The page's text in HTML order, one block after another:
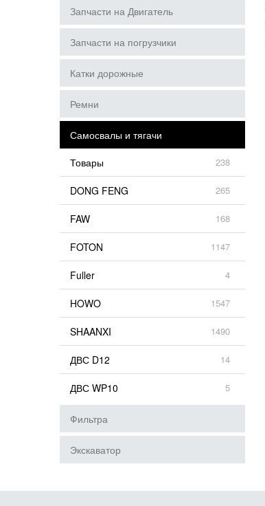
Запчасти на Двигатель
Запчасти на погрузчики
Катки дорожные
Ремни
Самосвалы и тягачи
Товары
238
DONG FENG 265
FAW 168
FOTON 1147
Fuller 4
HOWO 1547
SHAANXI 1490
ДВС D12 14
ДВС WP10 5
Фильтра
Экскаватор